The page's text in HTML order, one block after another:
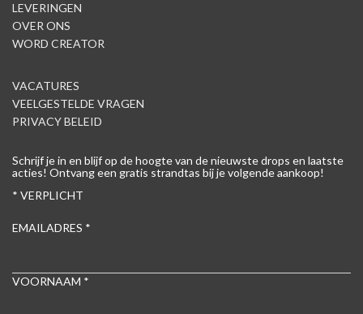
LEVERINGEN
OVER ONS
WORD CREATOR
VACATURES
VEELGESTELDE VRAGEN
PRIVACY BELEID
Schrijf je in en blijf op de hoogte van de nieuwste drops en laatste
acties! Ontvang een gratis strandtas bij je volgende aankoop!
* VERPLICHT
EMAILADRES *
VOORNAAM *